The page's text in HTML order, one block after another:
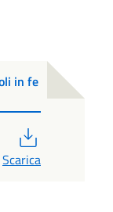
in fe
Scarica